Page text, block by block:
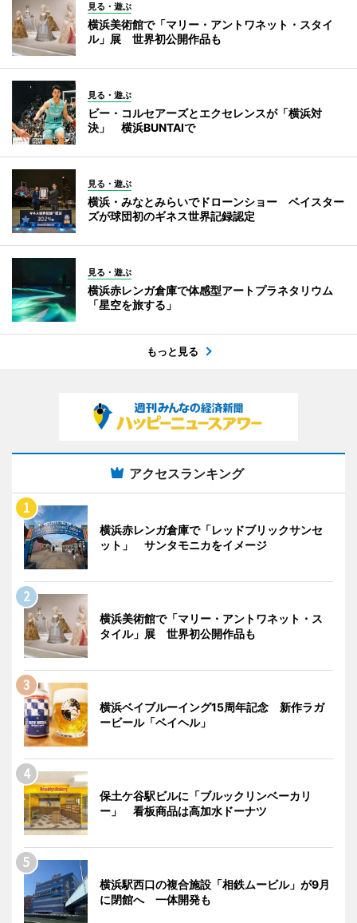
見る・遊ぶ
横浜美術館で「マリー・アントワネット・スタイ
ル」展 世界初公開作品も
見る・遊ぶ
ビー・コルセアーズとエクセレンスが「横浜対
決」 横浜BUNTAIで
見る・遊ぶ
横浜・みなとみらいでドローンショー ベイスター
ズが球団初のギネス世界記録認定
見る・遊ぶ
横浜赤レンガ倉庫で体感型アートプラネタリウム
「星空を旅する」
もっと見る
アクセスランキング
横浜赤レンガ倉庫で「レッドブリックサンセ
ット」 サンタモニカをイメージ
横浜美術館で「マリー・アントワネット・ス
タイル」展 世界初公開作品も
横浜ベイブルーイング15周年記念 新作ラガ
ービール「ベイヘル」
保土ケ谷駅ビルに「ブルックリンベーカリ
ー」 看板商品は高加水ドーナツ
横浜駅西口の複合施設「相鉄ムービル」が9月
に閉館へ 一体開発も